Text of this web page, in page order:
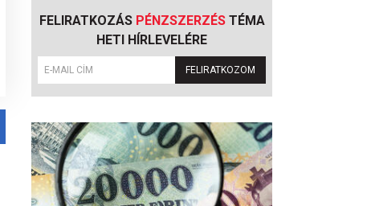
FELIRATKOZÁS PÉNZSZERZÉSTÉMA
HETI HÍRLEVELÉRE
FELIRATKOZOM